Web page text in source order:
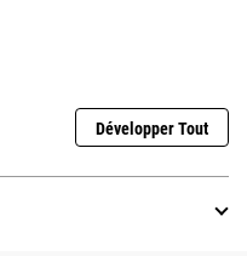
Développer Tout